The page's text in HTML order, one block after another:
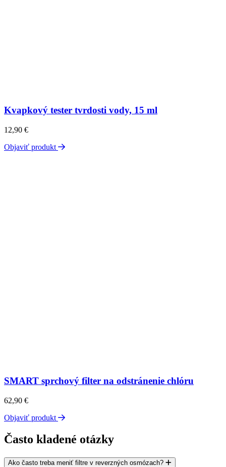
Kvapkový tester tvrdosti vody, 15 ml
12,90 €
Objaviť produkt
SMART sprchový filter na odstránenie chlóru
62,90 €
Objaviť produkt
Často kladené otázky
Ako často treba meniť filtre v reverzných osmózach?